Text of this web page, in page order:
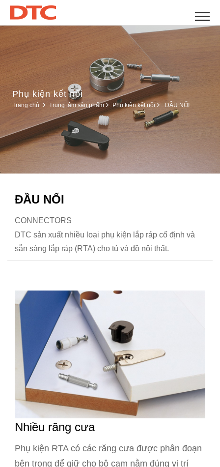
Phụ kiện kết nối
Trang chủ Trung tâm sản phẩm Phụ kiện kết nối ĐẦU NỐI
ĐẦU NỐI
CONNECTORS
DTC sản xuất nhiều loại phụ kiện lắp ráp cố định và
sẵn sàng lắp ráp (RTA) cho tủ và đồ nội thất.
Nhiều răng cưa
Phụ kiện RTA có các răng cưa được phân đoạn
bên trong để giữ cho bộ cam nằm đúng vị trí